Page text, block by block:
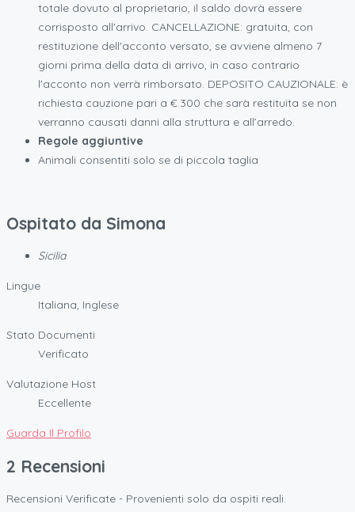
totale dovuto al proprietario, il saldo dovrà essere
corrisposto all'arrivo. CANCELLAZIONE: gratuita, con
restituzione dell'acconto versato, se avviene almeno 7
giorni prima della data di arrivo, in caso contrario
l'acconto non verrà rimborsato. DEPOSITO CAUZIONALE: è
richiesta cauzione pari a €.300 che sarà restituita se non
verranno causati danni alla struttura e all’arredo.
Regole aggiuntive
Animali consentiti solo se di piccola taglia
Ospitato da Simona
Sicilia
Lingue
Italiana, Inglese
Stato Documenti
Verificato
Valutazione Host
Eccellente
Guarda Il Profilo
2 Recensioni
Recensioni Verificate - Provenienti solo da ospiti reali.